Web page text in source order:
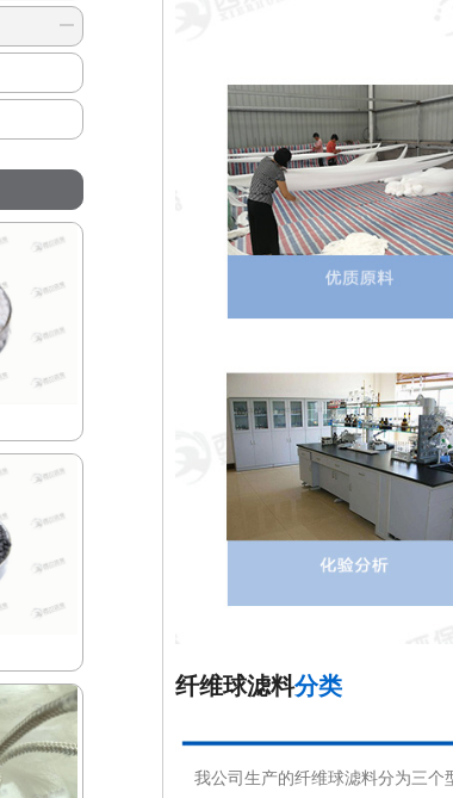
纤维球滤料分类
我公司生产的纤维球滤料分为三个